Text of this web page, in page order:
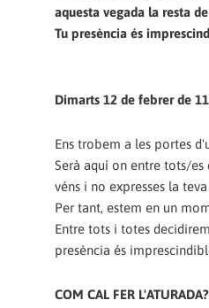
aquesta vegada la resta
Tu presència és
Dimarts 12 de febrer de
Ens trobem a les portes
Serà aquí on entre tots/
véns i no expresses la
Per tant, estem en un
Entre tots i totes
presència és
COM CAL FER L'ATURADA?